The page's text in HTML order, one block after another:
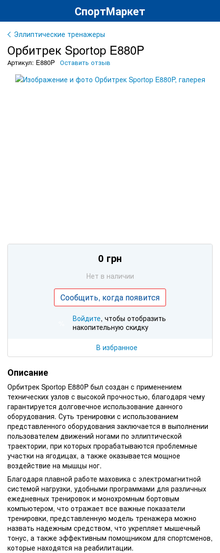
СпортМаркет
Эллиптические тренажеры
Орбитрек Sportop E880P
Артикул: E880P Оставить отзыв
0 грн
Нет в наличии
Сообщить, когда появится
Войдите, чтобы отобразить
накопительную скидку
В избранное
Описание
Орбитрек Sportop E880P был создан с применением
технических узлов с высокой прочностью, благодаря чему
гарантируется долговечное использование данного
оборудования. Суть тренировки с использованием
представленного оборудования заключается в выполнении
пользователем движений ногами по эллиптической
траектории, при которых прорабатываются проблемные
участки на ягодицах, а также оказывается мощное
воздействие на мышцы ног.
Благодаря плавной работе маховика с электромагнитной
системой нагрузки, удобными программами для различных
ежедневных тренировок и монохромным бортовым
компьютером, что отражает все важные показатели
тренировки, представленную модель тренажера можно
назвать надежным средством, что укрепляет мышечный
тонус, а также эффективным помощником для спортсменов,
которые находятся на реабилитации.